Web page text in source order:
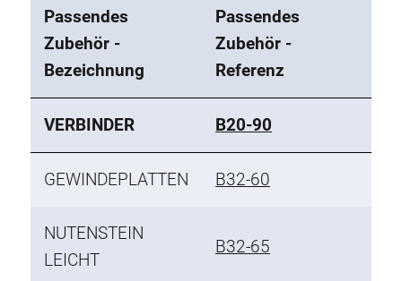
Passendes
Zubehör -
Bezeichnung
Passendes
Zubehör -
Referenz
VERBINDER B20-90
GEWINDEPLATTEN B32-60
NUTENSTEIN
LEICHT
B32-65